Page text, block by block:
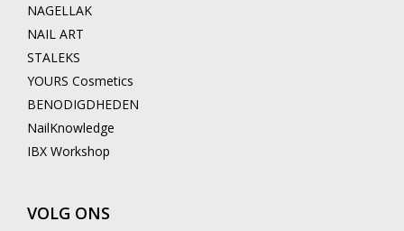
NAGELLAK
NAIL ART
STALEKS
YOURS Cosmetics
BENODIGDHEDEN
NailKnowledge
IBX Workshop
VOLG ONS